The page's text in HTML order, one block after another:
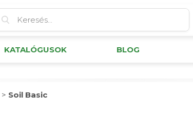
KATALÓGUSOK BLOG
> Soil Basic